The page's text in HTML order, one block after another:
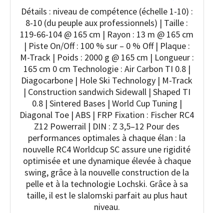
les professionnels et les professionnels
Détails : niveau de compétence (échelle 1-10) :
8-10 (du peuple aux professionnels) | Taille :
119-66-104 @ 165 cm | Rayon : 13 m @ 165 cm
| Piste On/Off : 100 % sur – 0 % Off | Plaque :
M-Track | Poids : 2000 g @ 165 cm | Longueur :
165 cm 0 cm Technologie : Air Carbon TI 0.8 |
Diagocarbone | Hole Ski Technology | M-Track
| Construction sandwich Sidewall | Shaped TI
0.8 | Sintered Bases | World Cup Tuning |
Diagonal Toe | ABS | FRP Fixation : Fischer RC4
Z12 Powerrail | DIN : Z 3,5–12 Pour des
performances optimales à chaque élan : la
nouvelle RC4 Worldcup SC assure une rigidité
optimisée et une dynamique élevée à chaque
swing, grâce à la nouvelle construction de la
pelle et à la technologie Lochski. Grâce à sa
taille, il est le slalomski parfait au plus haut
niveau.